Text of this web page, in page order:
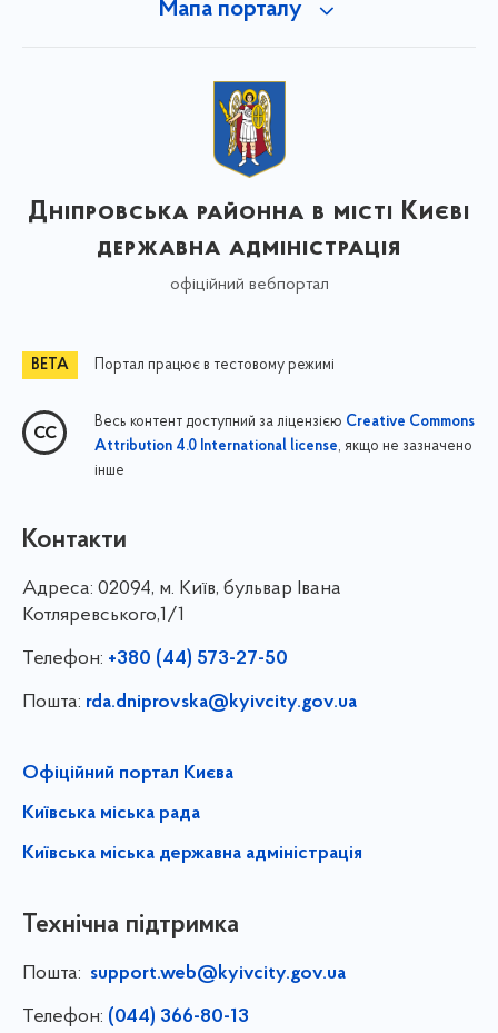
Мапа порталу
Дніпровська районна в місті Києві
державна адміністрація
офіційний вебпортал
Портал працює в тестовому режимі
Весь контент доступний за ліцензією Creative Commons
Attribution 4.0 International license, якщо не зазначено
інше
Контакти
Адреса: 02094, м. Київ, бульвар Івана
Котляревського,1/1
Телефон: +380 (44) 573-27-50
Пошта: rda.dniprovska@kyivcity.gov.ua
Офіційний портал Києва
Київська міська рада
Київська міська державна адміністрація
Технічна підтримка
Пошта: support.web@kyivcity.gov.ua
Телефон: (044) 366-80-13